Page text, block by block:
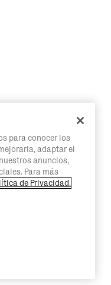
para conocer los
adaptar el
anuncios,
Para más
de Privacidad.